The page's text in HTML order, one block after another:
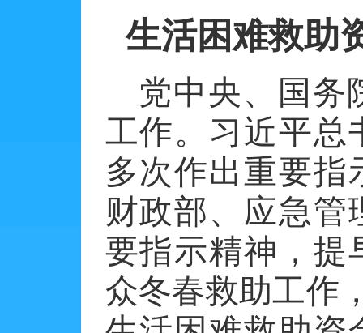
生活困难救助
党中央、国务
工作。习近平总
多次作出重要指
财政部、应急管
要指示精神，提
众冬春救助工作